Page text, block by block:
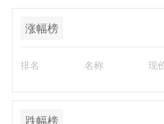
涨幅榜
排名 名称 现
跌幅榜